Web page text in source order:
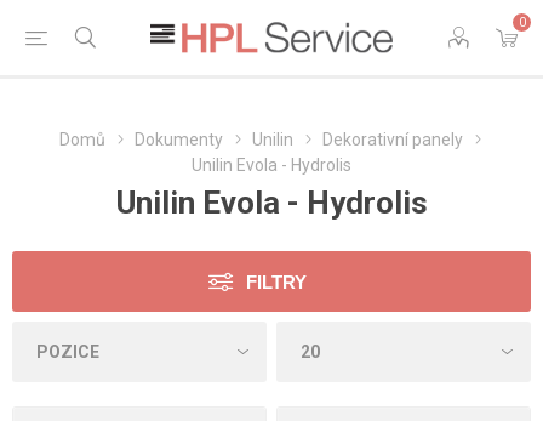
0
Domů Dokumenty Unilin
Dekorativní panely
Unilin Evola - Hydrolis
Unilin Evola - Hydrolis
FILTRY